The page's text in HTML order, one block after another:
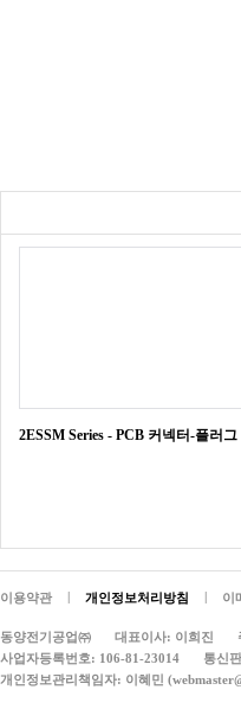
2ESSM Series - PCB 커넥터-플러그
이용약관 개인정보처리방침 이
동양전기공업㈜ 대표이사: 이희진
사업자등록번호: 106-81-23014
통신
개인정보관리책임자: 이혜민